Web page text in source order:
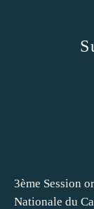
3ème Session
Nationale du